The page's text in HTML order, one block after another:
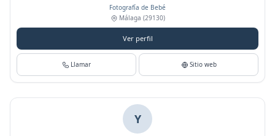
Fotografía de Bebé
Málaga (29130)
Ver perfil
Llamar Sitio web
Y